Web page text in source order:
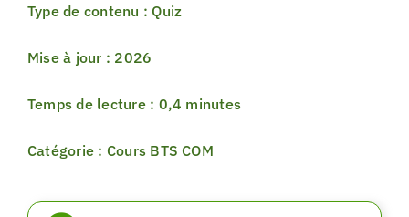
Type de contenu : Quiz
Mise à jour : 2026
Temps de lecture : 0,4 minutes
Catégorie : Cours BTS COM